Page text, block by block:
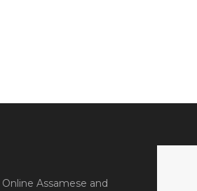
Assamese and